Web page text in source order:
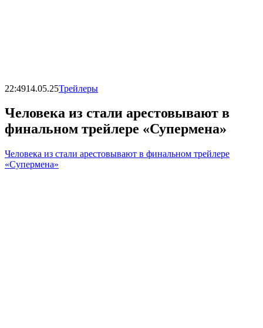
22:4914.05.25Трейлеры
Человека из стали арестовывают в
финальном трейлере «Супермена»
Человека из стали арестовывают в финальном трейлере
«Супермена»